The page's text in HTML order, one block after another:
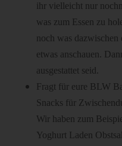
ihr vielleicht nur
was zum Essen zu
noch was
etwas anschauen.
ausgestattet seid.
Fragt für eure BLW
Snacks für
Wir haben zum
Yoghurt Laden